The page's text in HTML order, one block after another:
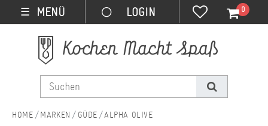
☰ MENÜ 0
MARKEN GÜDE ALPHA OLIVE